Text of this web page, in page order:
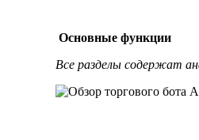
Основные функции
Все разделы содержат